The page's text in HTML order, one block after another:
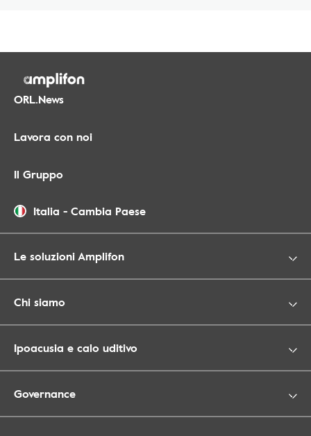
ORL.News
Lavora con noi
Il Gruppo
Italia - Cambia Paese
Le soluzioni Amplifon
Chi siamo
Ipoacusia e calo uditivo
Governance